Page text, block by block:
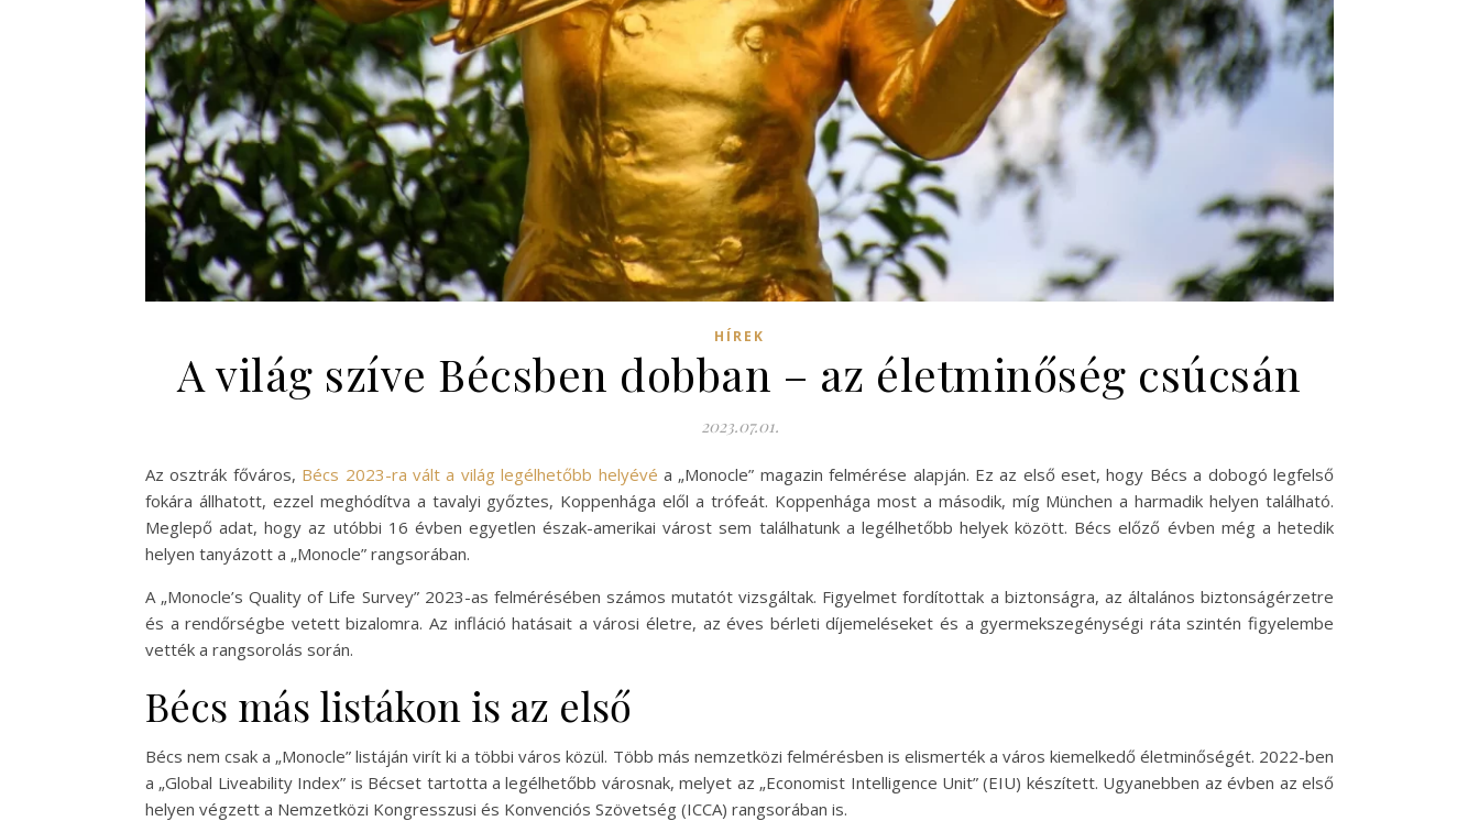
HÍREK
A világ szíve Bécsben dobban – az életminőség csúcsán
2023.07.01.
Az osztrák főváros, Bécs 2023-ra vált a világ legélhetőbb helyévé a „Monocle” magazin felmérése alapján. Ez az első eset, hogy Bécs a dobogó legfelső
fokára állhatott, ezzel meghódítva a tavalyi győztes, Koppenhága elől a trófeát. Koppenhága most a második, míg München a harmadik helyen található.
Meglepő adat, hogy az utóbbi 16 évben egyetlen észak-amerikai várost sem találhatunk a legélhetőbb helyek között. Bécs előző évben még a hetedik
helyen tanyázott a „Monocle” rangsorában.
A „Monocle’s Quality of Life Survey” 2023-as felmérésében számos mutatót vizsgáltak. Figyelmet fordítottak a biztonságra, az általános biztonságérzetre
és a rendőrségbe vetett bizalomra. Az infláció hatásait a városi életre, az éves bérleti díjemeléseket és a gyermekszegénységi ráta szintén figyelembe
vették a rangsorolás során.
Bécs más listákon is az első
Bécs nem csak a „Monocle” listáján virít ki a többi város közül. Több más nemzetközi felmérésben is elismerték a város kiemelkedő életminőségét. 2022-ben
a „Global Liveability Index” is Bécset tartotta a legélhetőbb városnak, melyet az „Economist Intelligence Unit” (EIU) készített. Ugyanebben az évben az első
helyen végzett a Nemzetközi Kongresszusi és Konvenciós Szövetség (ICCA) rangsorában is.